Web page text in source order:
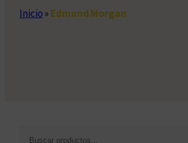
Inicio»Edmund Morgan